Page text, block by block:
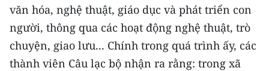
E-Magazine
Video
Media Chính trị
văn hóa, nghệ thuật, giáo dục và phát triển con
người, thông qua các hoạt động nghệ thuật, trò
chuyện, giao lưu... Chính trong quá trình ấy, các
thành viên Câu lạc bộ nhận ra rằng: trong xã